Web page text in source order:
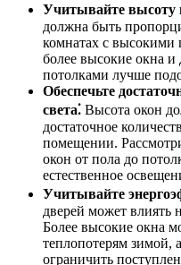
Учитывайте высоту
должна быть
комнатах с высокими
более высокие окна и
потолками лучше
Обеспечьте
света⁚ Высота окон
достаточное
помещении.
окон от пола до
естественное
Учитывайте
дверей может влиять
Более высокие окна
теплопотерям зимой,
ограничить